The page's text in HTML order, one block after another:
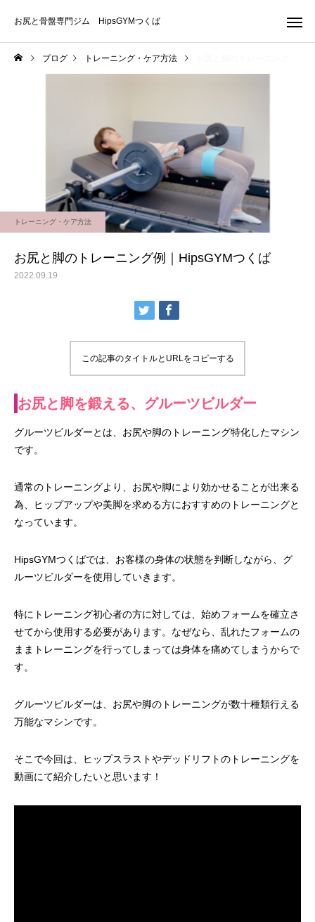
お尻と骨盤専門ジム HipsGYMつくば
ブログ トレーニング・ケア方法
トレーニング・ケア方法
お尻と脚のトレーニング例｜HipsGYMつくば
2022.09.19
この記事のタイトルとURLをコピーする
お尻と脚を鍛える、グルーツビルダー
グルーツビルダーとは、お尻や脚のトレーニング特化したマシン
です。
通常のトレーニングより、お尻や脚により効かせることが出来る
為、ヒップアップや美脚を求める方におすすめのトレーニングと
なっています。
HipsGYMつくばでは、お客様の身体の状態を判断しながら、グ
ルーツビルダーを使用していきます。
特にトレーニング初心者の方に対しては、始めフォームを確立さ
せてから使用する必要があります。なぜなら、乱れたフォームの
ままトレーニングを行ってしまっては身体を痛めてしまうからで
す。
グルーツビルダーは、お尻や脚のトレーニングが数十種類行える
万能なマシンです。
そこで今回は、ヒップスラストやデッドリフトのトレーニングを
動画にて紹介したいと思います！